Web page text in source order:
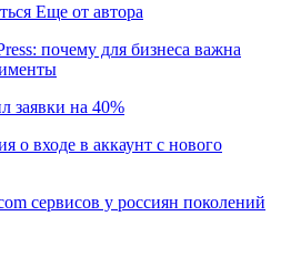
Еще от автора
почему для бизнеса важна
заявки на 40%
о входе в аккаунт с нового
сервисов у россиян поколений